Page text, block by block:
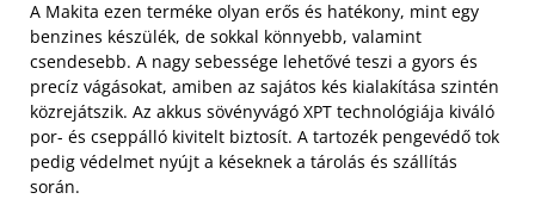
A Makita ezen terméke olyan erős és hatékony, mint egy
benzines készülék, de sokkal könnyebb, valamint
csendesebb. A nagy sebessége lehetővé teszi a gyors és
precíz vágásokat, amiben az sajátos kés kialakítása szintén
közrejátszik. Az akkus sövényvágó XPT technológiája kiváló
por- és cseppálló kivitelt biztosít. A tartozék pengevédő tok
pedig védelmet nyújt a késeknek a tárolás és szállítás
során.